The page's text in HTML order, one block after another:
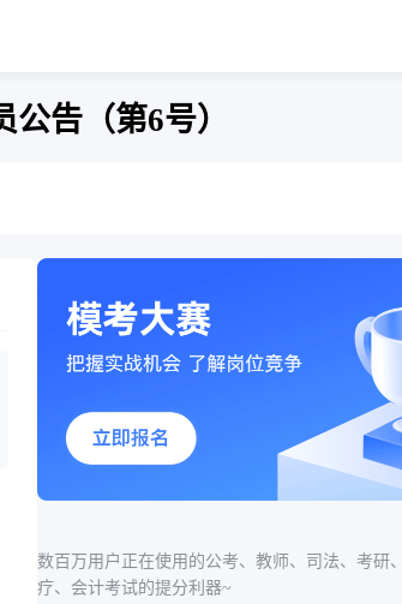
告（第6号）
数百万用户正在使用的公考、教师、司法、考研
疗、会计考试的提分利器~